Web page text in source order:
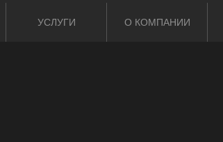
УСЛУГИ О КОМПАНИИ